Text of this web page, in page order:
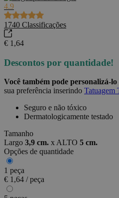
4.9
1740 Classificações
€ 1,64
Descontos por quantidade!
Você também pode personalizá-lo
sua preferência inserindo Tatuagem
Seguro e não tóxico
Dermatologicamente testado
Tamanho
Largo 3,9 cm. x ALTO 5 cm.
Opções de quantidade
1 peça
€ 1,64 / peça